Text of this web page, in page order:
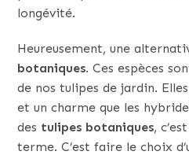
longévité.
Heureusement, une
botaniques. Ces espèces
de nos tulipes de jardin.
et un charme que les
des tulipes botaniques,
terme. C’est faire le choix